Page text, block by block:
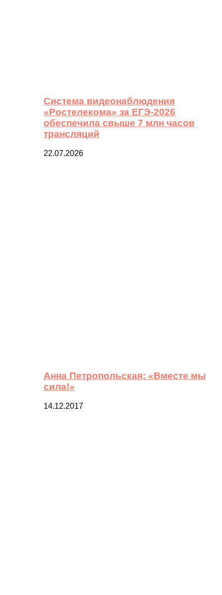
Система видеонаблюдения
«Ростелекома» за ЕГЭ-2026
обеспечила свыше 7 млн часов
трансляций
22.07.2026
Анна Петропольская: «Вместе мы
сила!»
14.12.2017